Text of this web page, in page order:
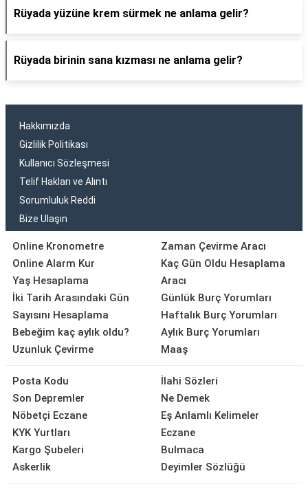
Rüyada yüzüne krem sürmek ne anlama gelir?
Rüyada birinin sana kızması ne anlama gelir?
Hakkımızda
Gizlilik Politikası
Kullanıcı Sözleşmesi
Telif Hakları ve Alıntı
Sorumluluk Reddi
Bize Ulaşın
Online Kronometre
Online Alarm Kur
Yaş Hesaplama
İki Tarih Arasındaki Gün
Sayısını Hesaplama
Bebeğim kaç aylık oldu?
Uzunluk Çevirme
Zaman Çevirme Aracı
Kaç Gün Oldu Hesaplama
Aracı
Günlük Burç Yorumları
Haftalık Burç Yorumları
Aylık Burç Yorumları
Maaş
Posta Kodu
Son Depremler
Nöbetçi Eczane
KYK Yurtları
Kargo Şubeleri
Askerlik
İlahi Sözleri
Ne Demek
Eş Anlamlı Kelimeler
Eczane
Bulmaca
Deyimler Sözlüğü